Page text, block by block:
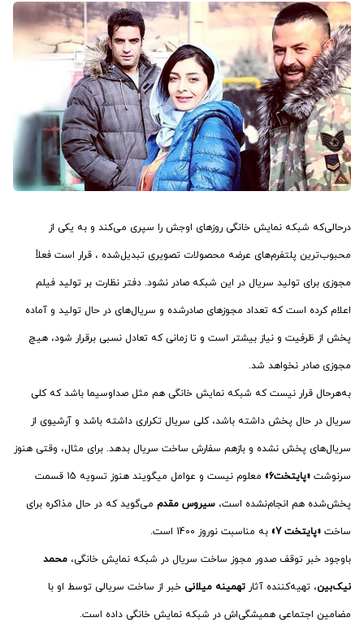
درحالی‌که شبکه نمایش خانگی روزهای اوجش را سپری می‌کند و به یکی از
محبوب‌ترین پلتفرم‌های عرضه محصولات تصویری تبدیل‌شده ، قرار است فعلاً
مجوزی برای تولید سریال در این شبکه صادر نشود. دفتر نظارت بر تولید فیلم
اعلام کرده است که تعداد مجوزهای صادرشده و سریال‌های در حال تولید و آماده
پخش از ظرفیت و نیاز بیشتر است و تا زمانی که تعادل نسبی برقرار شود، هیچ
مجوزی صادر نخواهد شد.
به‌هرحال قرار نیست که شبکه نمایش خانگی هم مثل صداوسیما باشد که کلی
سریال در حال پخش داشته باشد، کلی سریال تکراری داشته باشد و آرشیوی از
سریال‌های پخش نشده و بازهم سفارش ساخت سریال بدهد. برای مثال، وقتی هنوز
سرنوشت «پایتخت6» معلوم نیست و عوامل میگویند هنوز تسویه 15 قسمت
پخش‌شده هم انجام‌نشده است، سیروس مقدم می‌گوید که در حال مذاکره برای
ساخت «پایتخت 7» به مناسبت نوروز 1400 است.
باوجود خبر توقف صدور مجوز ساخت سریال در شبکه نمایش خانگی، محمد
نیک‌بین، تهیه‌کننده آثار تهمینه میلانی خبر از ساخت سریالی توسط او با
مضامین اجتماعی همیشگی‌اش در شبکه نمایش خانگی داده است.